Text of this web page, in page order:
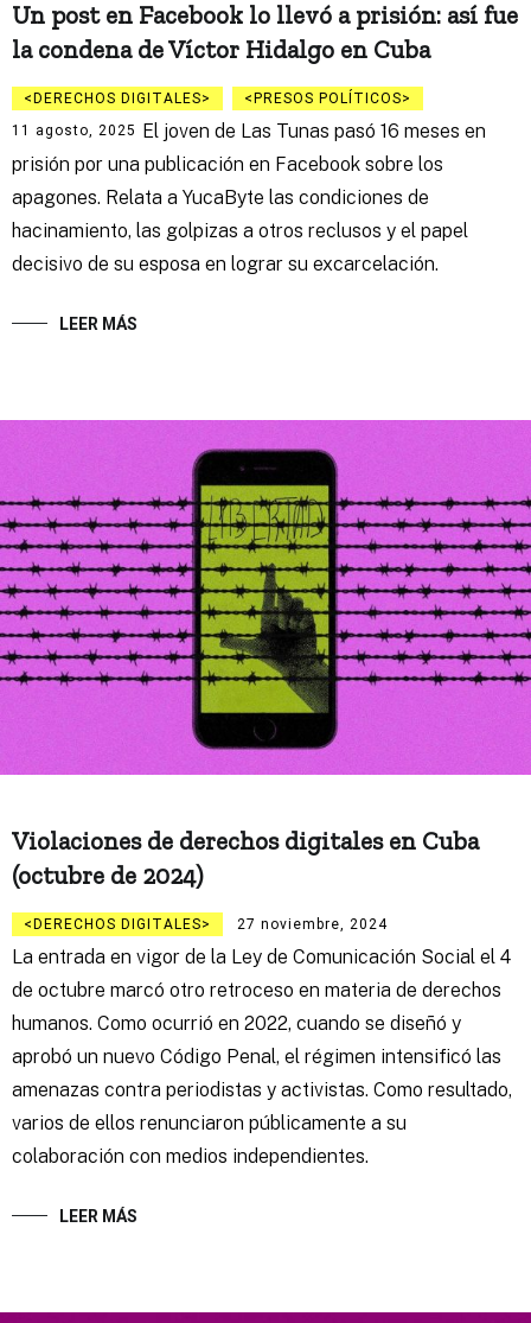
Un post en Facebook lo llevó a prisión: así fue
la condena de Víctor Hidalgo en Cuba
DERECHOS DIGITALES
PRESOS POLÍTICOS
11 agosto, 2025
El joven de Las Tunas pasó 16 meses en
prisión por una publicación en Facebook sobre los
apagones. Relata a YucaByte las condiciones de
hacinamiento, las golpizas a otros reclusos y el papel
decisivo de su esposa en lograr su excarcelación.
LEER MÁS
Violaciones de derechos digitales en Cuba
(octubre de 2024)
DERECHOS DIGITALES 27 noviembre, 2024
La entrada en vigor de la Ley de Comunicación Social el 4
de octubre marcó otro retroceso en materia de derechos
humanos. Como ocurrió en 2022, cuando se diseñó y
aprobó un nuevo Código Penal, el régimen intensificó las
amenazas contra periodistas y activistas. Como resultado,
varios de ellos renunciaron públicamente a su
colaboración con medios independientes.
LEER MÁS